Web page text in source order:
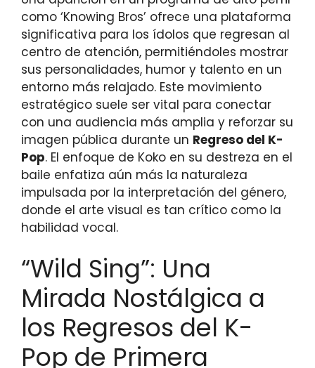
como ‘Knowing Bros’ ofrece una plataforma
significativa para los ídolos que regresan al
centro de atención, permitiéndoles mostrar
sus personalidades, humor y talento en un
entorno más relajado. Este movimiento
estratégico suele ser vital para conectar
con una audiencia más amplia y reforzar su
imagen pública durante un Regreso del K-
Pop. El enfoque de Koko en su destreza en el
baile enfatiza aún más la naturaleza
impulsada por la interpretación del género,
donde el arte visual es tan crítico como la
habilidad vocal.
“Wild Sing”: Una
Mirada Nostálgica a
los Regresos del K-
Pop de Primera